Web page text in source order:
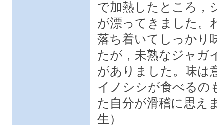
で加熱したところ，
が漂ってきました。
落ち着いてしっかり
たが，未熟なジャガ
がありました。味は
イノシシが食べるの
た自分が滑稽に思
生）